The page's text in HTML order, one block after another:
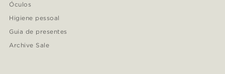
Óculos
Higiene pessoal
Guia de presentes
Archive Sale